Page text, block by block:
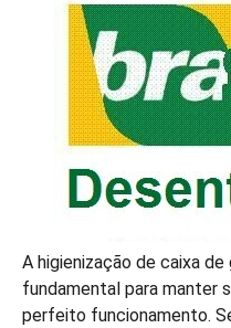
A higienização de caixa
fundamental para manter
perfeito funcionamento.